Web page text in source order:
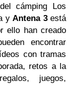
cámping Los
y Antena 3está
ello han creado
encontrar
con tramas
retos a la
juegos,